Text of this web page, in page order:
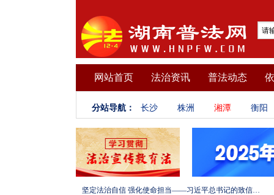
网站首页 法治资讯 普法动态
分站导航： 长沙 株洲 湘潭 衡阳
坚定法治自信 强化使命担当——习近平总书记的致信激励法学法律工作者投身全面依法治国伟大实践